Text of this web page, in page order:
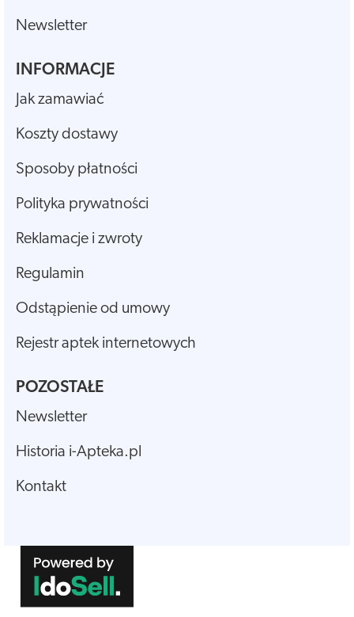
Newsletter
INFORMACJE
Jak zamawiać
Koszty dostawy
Sposoby płatności
Polityka prywatności
Reklamacje i zwroty
Regulamin
Odstąpienie od umowy
Rejestr aptek internetowych
POZOSTAŁE
Newsletter
Historia i-Apteka.pl
Kontakt